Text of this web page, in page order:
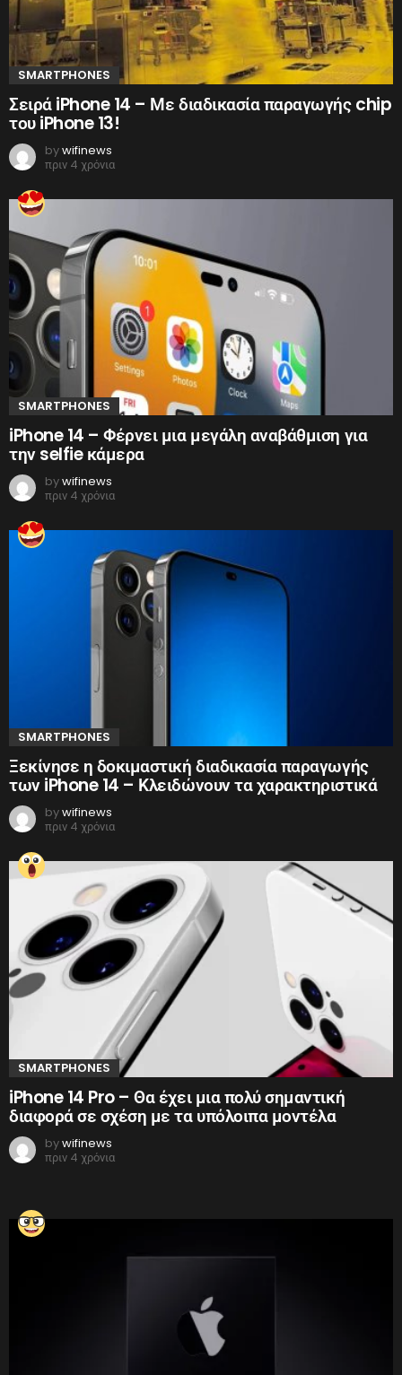
SMARTPHONES
Σειρά iPhone 14 – Με διαδικασία παραγωγής chip
του iPhone 13!
bywifinews
πριν 4 χρόνια
SMARTPHONES
iPhone 14 – Φέρνει μια μεγάλη αναβάθμιση για
την selfie κάμερα
bywifinews
πριν 4 χρόνια
SMARTPHONES
Ξεκίνησε η δοκιμαστική διαδικασία παραγωγής
των iPhone 14 – Κλειδώνουν τα χαρακτηριστικά
bywifinews
πριν 4 χρόνια
SMARTPHONES
iPhone 14 Pro – Θα έχει μια πολύ σημαντική
διαφορά σε σχέση με τα υπόλοιπα μοντέλα
bywifinews
πριν 4 χρόνια